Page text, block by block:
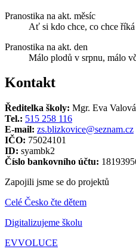
Pranostika na akt. měsíc
Ať si kdo chce, co chce
Pranostika na akt. den
Málo plodů v srpnu, málo
Kontakt
Ředitelka školy: Mgr. Eva Valová
Tel.: 515 258 116
E-mail: zs.blizkovice@seznam.cz
IČO: 75024101
ID: syambk2
Číslo bankovního účtu:
Zapojili jsme se do projektů
Celé Česko čte dětem
Digitalizujeme školu
EVVOLUCE